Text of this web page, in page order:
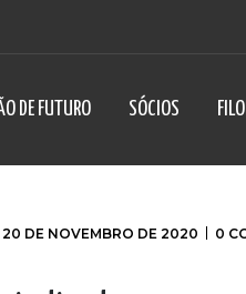
DE FUTURO SÓCIOS
20 DE NOVEMBRO DE 2020 0